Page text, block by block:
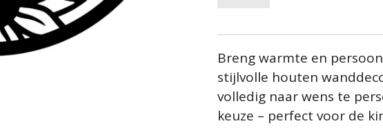
Breng warmte en
stijlvolle houten
volledig naar wens te
keuze – perfect voor de